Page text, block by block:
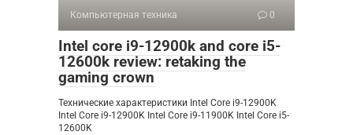
Компьютерная техника 0
Intel core i9-12900k and core i5-
12600k review: retaking the
gaming crown
Технические характеристики Intel Core i9-12900K
Intel Core i9-12900K Intel Core i9-11900K Intel Core i5-
12600K